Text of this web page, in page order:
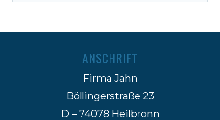
ANSCHRIFT
Firma Jahn
Böllingerstraße 23
D – 74078 Heilbronn